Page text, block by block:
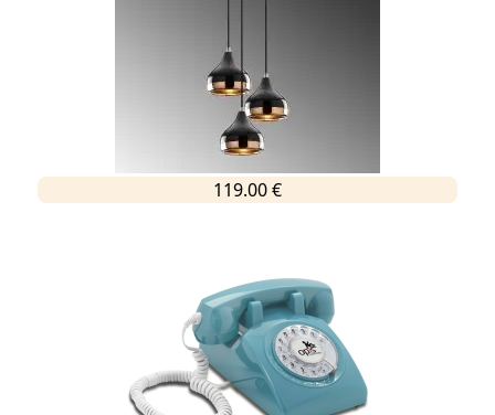
119.00 €